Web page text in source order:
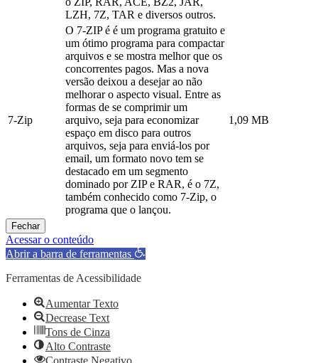
LZH, 7Z, TAR e diversos outros.
7-Zip
O 7-ZIP é é um programa gratuito e
um ótimo programa para compactar
arquivos e se mostra melhor que os
concorrentes pagos. Mas a nova
versão deixou a desejar ao não
melhorar o aspecto visual. Entre as
formas de se comprimir um
arquivo, seja para economizar
espaço em disco para outros
arquivos, seja para enviá-los por
email, um formato novo tem se
destacado em um segmento
dominado por ZIP e RAR, é o 7Z,
também conhecido como 7-Zip, o
programa que o lançou.
1,09 MB
Fechar
Acessar o conteúdo
Abrir a barra de ferramentas
Ferramentas de Acessibilidade
Aumentar Texto
Decrease Text
Tons de Cinza
Alto Contraste
Contraste Negativo